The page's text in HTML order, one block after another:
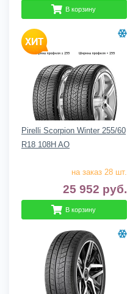
В корзину
Pirelli Scorpion Winter 255/60
R18 108H AO
на заказ 28 шт.
25 952 руб.
В корзину